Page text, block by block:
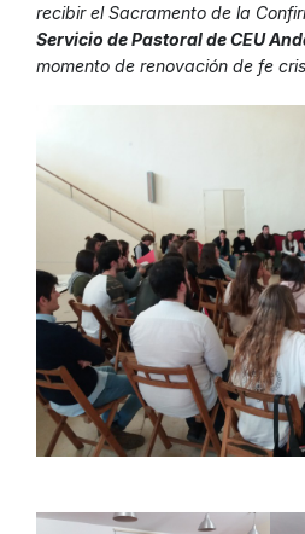
recibir el Sacramento de la
Servicio de Pastoral de CEU
momento de renovación de fe